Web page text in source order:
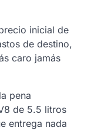
inicial de
de destino,
caro jamás
pena
de 5.5 litros
entrega nada